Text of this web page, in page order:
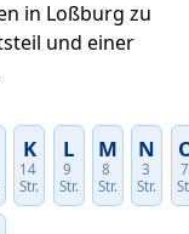
in Loßburg zu
und einer
K
14
Str.
L
9
Str.
M
8
Str.
N
3
Str.